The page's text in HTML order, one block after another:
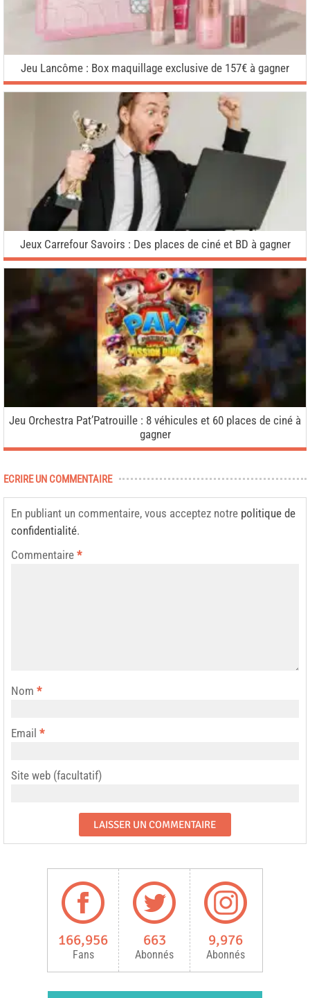
Jeu Lancôme : Box maquillage exclusive de 157€ à gagner
Jeux Carrefour Savoirs : Des places de ciné et BD à gagner
Jeu Orchestra Pat’Patrouille : 8 véhicules et 60 places de ciné à
gagner
ECRIRE UN COMMENTAIRE
En publiant un commentaire, vous acceptez notre politique de
confidentialité.
Commentaire *
Nom *
Email *
Site web (facultatif)
166,956
Fans
663
Abonnés
9,976
Abonnés